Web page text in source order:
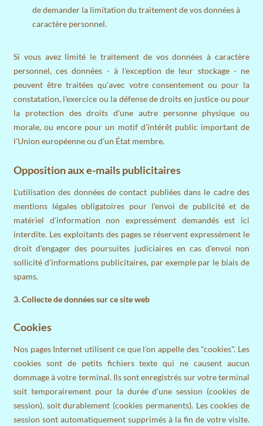
de demander la limitation du traitement de vos données à
caractère personnel.
Si vous avez limité le traitement de vos données à caractère
personnel, ces données - à l'exception de leur stockage - ne
peuvent être traitées qu'avec votre consentement ou pour la
constatation, l'exercice ou la défense de droits en justice ou pour
la protection des droits d'une autre personne physique ou
morale, ou encore pour un motif d'intérêt public important de
l'Union européenne ou d'un État membre.
Opposition aux e-mails publicitaires
L'utilisation des données de contact publiées dans le cadre des
mentions légales obligatoires pour l'envoi de publicité et de
matériel d'information non expressément demandés est ici
interdite. Les exploitants des pages se réservent expressément le
droit d'engager des poursuites judiciaires en cas d'envoi non
sollicité d'informations publicitaires, par exemple par le biais de
spams.
3. Collecte de données sur ce site web
Cookies
Nos pages Internet utilisent ce que l'on appelle des "cookies". Les
cookies sont de petits fichiers texte qui ne causent aucun
dommage à votre terminal. Ils sont enregistrés sur votre terminal
soit temporairement pour la durée d'une session (cookies de
session), soit durablement (cookies permanents). Les cookies de
session sont automatiquement supprimés à la fin de votre visite.